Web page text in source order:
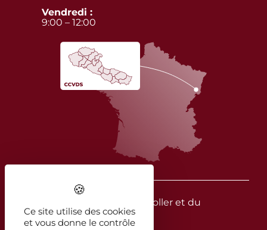
Vendredi :
9:00 – 12:00
© 2026 - CC Vallée de la Doller et du
Soultzbach
Ce site utilise des cookies
et vous donne le contrôle